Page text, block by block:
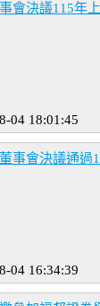
會決議115年
04 18:01:45
事會決議通過
04 16:34:39